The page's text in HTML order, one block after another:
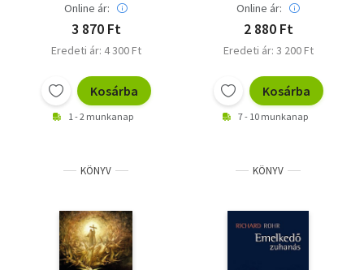
Online ár:
3 870 Ft
Eredeti ár: 4 300 Ft
Kosárba
1 - 2 munkanap
Online ár:
2 880 Ft
Eredeti ár: 3 200 Ft
Kosárba
7 - 10 munkanap
KÖNYV KÖNYV